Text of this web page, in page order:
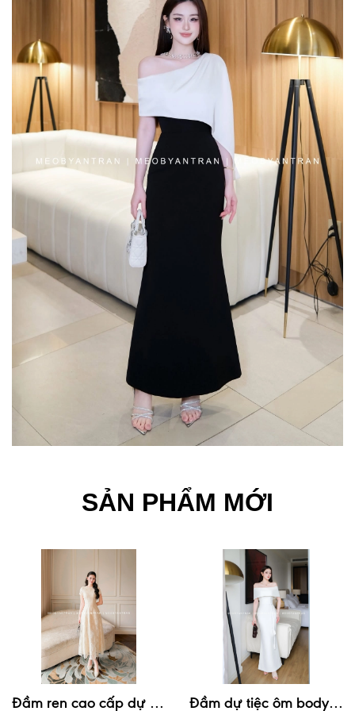
SẢN PHẨM MỚI
Đ
ầm ren cao cấp dự tiệc thiết kế tay con kín đáo thanh lịch #3201 Đ
ầm dự tiệc ôm body trễ vai phong cách đơn giản, thanh lịch #3120